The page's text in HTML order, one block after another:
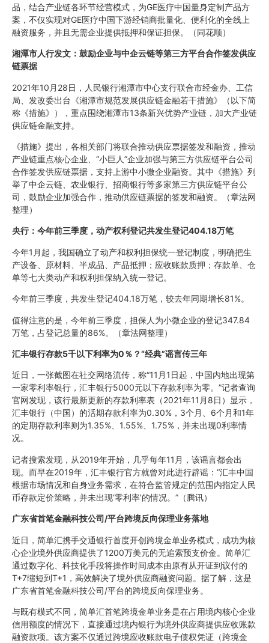
品，结合产业链各环节经营模式，为GE医疗中国量身定制产品方
案，不仅实现对GE医疗中国下游经销商批量化、便利化的全线上
融资服务，并且无需企业提供抵押和保证担保。（同花顺）
湘潭市人行发文：鼓励企业与中企云链等第三方平台合作签发供应
链票据
2021年10月28日，人民银行湘潭市中心支行联合市经金办、工信
局、发改委出台《湘潭市规范发展供应链金融若干措施》（以下简
称《措施》），重点围绕湘潭市13条新兴优势产业链，加大产业链
供应链金融支持。
《措施》提出，各相关部门将联合推动供应票据签发和融资，推动
产业链重点核心企业、“小巨人”企业加强与第三方供应链平台公司
合作签发供应链票据，支持上游中小微企业融资。其中《措施》列
举了中企云链、农业银行、招商银行等多家第三方供应链平台公
司，鼓励企业加强合作，推动供应链票据的签发和融资。（章法网
整理）
央行：今年前三季度，动产权利登记共发生登记404.18万笔
今年1月起，我国确立了动产和权利担保统一登记制度，明确把生
产设备、原材料、半成品、产品抵押；应收账款质押；存款单、仓
单等七大类动产和权利担保纳入统一登记。
今年前三季度，共发生登记404.18万笔，较去年同期增长81%。
值得注意的是，今年前三季度，担保人为小微企业的登记347.84
万笔，占登记总量的86%。（章法网整理）
汇丰银行存款5千以下利率为0％？“经典”谣言传三年
近日，一张截图在社交网络流传，称“11月1日起，中国内地出现第
一家零利率银行，汇丰银行5000元以下存款利率为零。”记者查询
官网发现，该行最新更新的存款利率表（2021年11月8日）显示，
汇丰银行（中国）的活期存款利率为0.30%，3个月、6个月和1年
的定期存款利率则为1.35%、1.55%、1.75%，并未出现0利率情
况。
记者搜索发现，从2019年开始，几乎每年11月，该谣言都会出
现。而早在2019年，汇丰银行官方就曾对此进行辟谣：“汇丰中国
根据市场情况和自身业务需求，在符合监管规定的范围内指定人民
币存款定价策略，并未出现‘零利率’的情况。”（腾讯）
广东省首笔金融科技公司/平台跨境反向保理业务落地
近日，简单汇携手交通银行首度开创跨境金单业务模式，成功为核
心企业境外供应商提供了1200万美元的无追索预支价金。简单汇
通过数字化、科技化手段将操作时间成本由原有从开证到议付的
T+7缩短到T+1，高效解决了境外供应商融资问题。据了解，这是
广东省首笔金融科技公司/平台的跨境反向保理业务。
与既有模式不同，简单汇首笔跨境金单业务是在占用境内核心企业
信用额度的情况下，直接通过境内银行为境外供应商提供应收账款
融资款项。该方案不仅通过跨境应收账款电子债权凭证（跨境金